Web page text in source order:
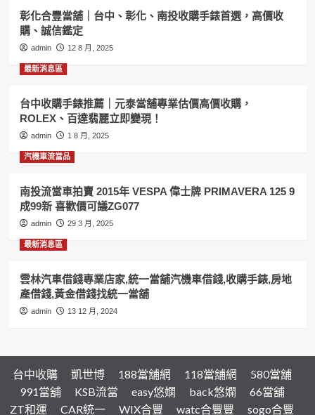
家,
合
豐
當
舖
借
錢,
機
借
收
購
手
錶,
房
二
胎
借
彰化合豐當舖｜台中、彰化、南投收購手錶首選，高價收
購、誠信鑑定
admin 12 8 月, 2025
最新消息區
台中收購手錶推薦｜元泰當舖專業估價高價收購，
ROLEX、百達翡麗立即變現！
admin 1 8 月, 2025
汽機車流當品
南投流當車拍賣 2015年 VESPA 偉士牌 PRIMAVERA 125 9
成99新 喜歡價可議ZG077
admin 29 3 月, 2025
最新消息區
雲林汽車借錢專業店家,統一當舖汽機車借錢,收購手錶,房地
產借錢,黃金借錢找統一當舖
admin 13 12 月, 2024
台中收購 凱世博 188當舖網 118當舖網
580當舖
991當舖
KSB流當 easy悠嫻 back悠嫻
66當舖
ZT和運
CAR統一 WIX合豐 watc合豐豐 sogo合豐